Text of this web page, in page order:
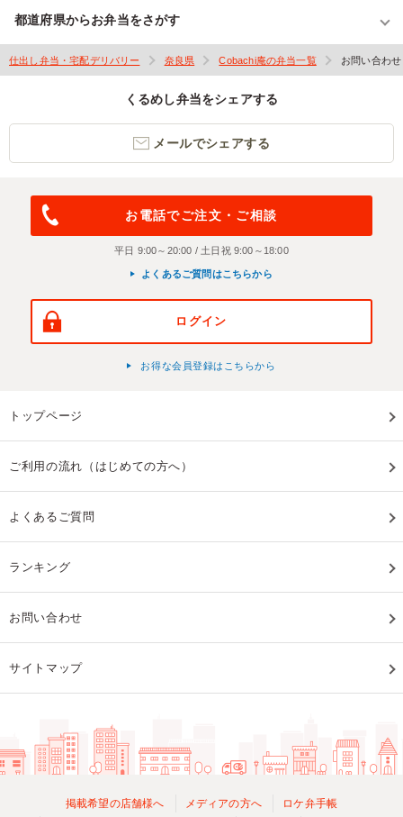
都道府県からお弁当をさがす
仕出し弁当・宅配デリバリー 奈良県 Cobachi庵の弁当一覧 お問い合わせ
くるめし弁当をシェアする
メールでシェアする
お電話でご注文・ご相談
平日 9:00～20:00 / 土日祝 9:00～18:00
よくあるご質問はこちらから
ログイン
お得な会員登録はこちらから
トップページ
ご利用の流れ（はじめての方へ）
よくあるご質問
ランキング
お問い合わせ
サイトマップ
掲載希望の店舗様へ メディアの方へ ロケ弁手帳